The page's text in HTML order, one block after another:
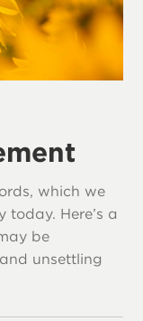
which we
Here’s a
be
unsettling